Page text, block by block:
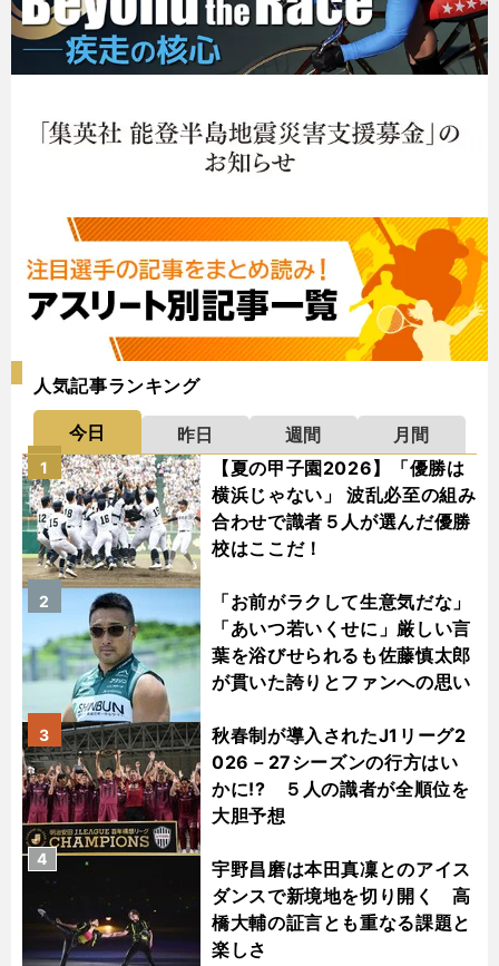
人気記事ランキング
今日 昨日 週間
月間
【夏の甲子園2026】「優勝は
横浜じゃない」 波乱必至の組み
合わせで識者５人が選んだ優勝
校はここだ！
1
「お前がラクして生意気だな」
「あいつ若いくせに」厳しい言
葉を浴びせられるも佐藤慎太郎
が貫いた誇りとファンへの思い
2
秋春制が導入されたJ1リーグ2
026－27シーズンの行方はい
かに!? ５人の識者が全順位を
大胆予想
3
宇野昌磨は本田真凜とのアイス
ダンスで新境地を切り開く 高
橋大輔の証言とも重なる課題と
楽しさ
4